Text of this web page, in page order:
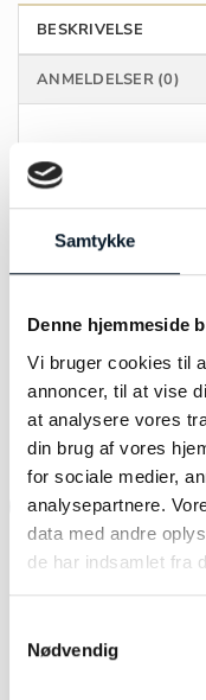
Samtykke
Denne hjemmeside
Vi bruger cookies til
annoncer, til at vise
at analysere vores
din brug af vores
for sociale medier,
analysepartnere.
data med andre
de har indsamlet fra
Nødvendig
BESKRIVELSE
ANMELDELSER (0)
18kt rødguld
RELATEREDE
-45%